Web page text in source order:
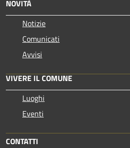
NOVITÀ
Notizie
Comunicati
Avvisi
VIVERE IL COMUNE
Luoghi
Eventi
CONTATTI